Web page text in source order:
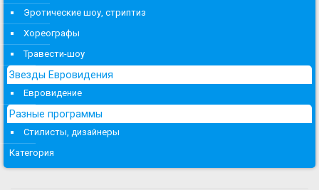
Эротические шоу, стриптиз
Хореографы
Травести-шоу
Звезды Евровидения
Евровидение
Разные программы
Стилисты, дизайнеры
Категория